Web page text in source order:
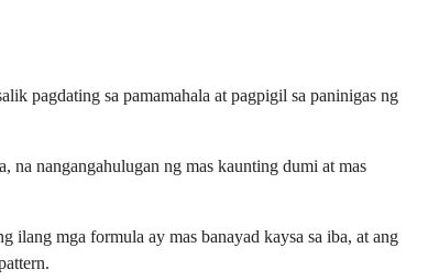
pagdating sa pamamahala at pagpigil sa paninigas ng
na nangangahulugan ng mas kaunting dumi at mas
mga formula ay mas banayad kaysa sa iba, at ang